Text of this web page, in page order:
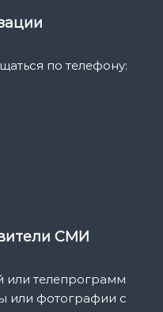
по телефону:
СМИ
или телепрограмм
или фотографии с